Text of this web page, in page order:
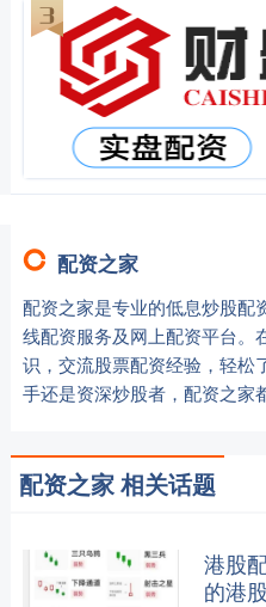
配资之家
配资之家是专业的低息炒股配
线配资服务及网上配资平台。
识，交流股票配资经验，轻松
手还是资深炒股者，配资之家
配资之家 相关话题
港股
的港